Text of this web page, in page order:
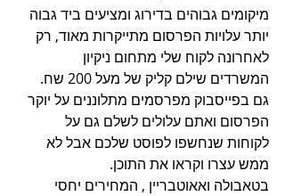
מיקומים גבוהים בדירוג ומציעים ביד גבוה
יותר עלויות הפרסום מתייקרות מאוד, רק
לאחרונה לקוח שלי מתחום ניקיון
המשרדים שילם קליק של מעל 200 שח.
גם בפייסבוק מפרסמים מתלוננים על יוקר
הפרסום ואתם עלולים לשלם גם על
לקוחות שנחשפו לפוסט שלכם אבל לא
ממש עצרו וקראו את התוכן.
בטאבולה ואאוטבריין , המחירים יחסי